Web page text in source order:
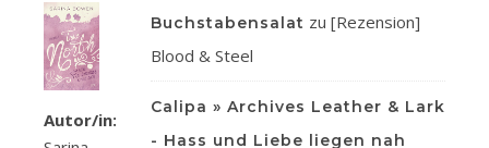
Autor/in:
Buchstabensalat zu [Rezension]
Blood & Steel
Calipa » Archives Leather & Lark
- Hass und Liebe liegen nah